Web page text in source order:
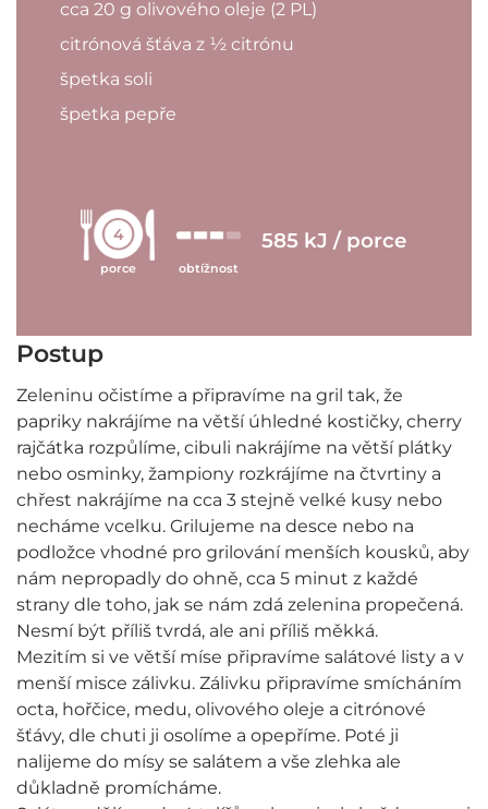
cca 20 g olivového oleje (2 PL)
citrónová šťáva z ½ citrónu
špetka soli
špetka pepře
4
porce obtížnost
585 kJ / porce
Postup
Zeleninu očistíme a připravíme na gril tak, že
papriky nakrájíme na větší úhledné kostičky, cherry
rajčátka rozpůlíme, cibuli nakrájíme na větší plátky
nebo osminky, žampiony rozkrájíme na čtvrtiny a
chřest nakrájíme na cca 3 stejně velké kusy nebo
necháme vcelku. Grilujeme na desce nebo na
podložce vhodné pro grilování menších kousků, aby
nám nepropadly do ohně, cca 5 minut z každé
strany dle toho, jak se nám zdá zelenina propečená.
Nesmí být příliš tvrdá, ale ani příliš měkká.
Mezitím si ve větší míse připravíme salátové listy a v
menší misce zálivku. Zálivku připravíme smícháním
octa, hořčice, medu, olivového oleje a citrónové
šťávy, dle chuti ji osolíme a opepříme. Poté ji
nalijeme do mísy se salátem a vše zlehka ale
důkladně promícháme.